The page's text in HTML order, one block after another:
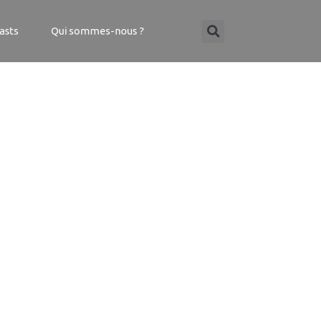
Qui sommes-nous ?